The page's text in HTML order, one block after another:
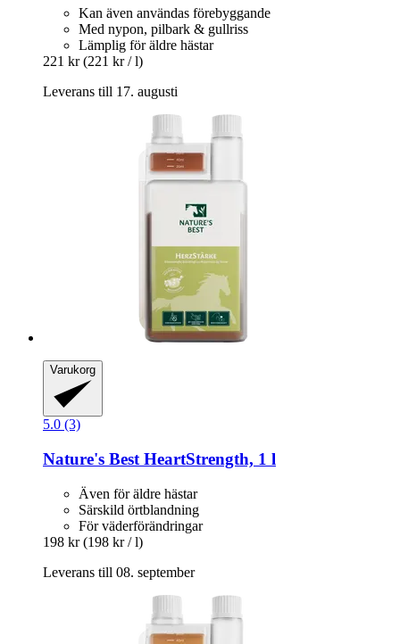
Kan även användas förebyggande
Med nypon, pilbark & ​​gullriss
Lämplig för äldre hästar
221 kr (221 kr / l)
Leverans till 17. augusti
Varukorg
5.0 (3)
Nature's Best HeartStrength, 1 l
Även för äldre hästar
Särskild örtblandning
För väderförändringar
198 kr (198 kr / l)
Leverans till 08. september